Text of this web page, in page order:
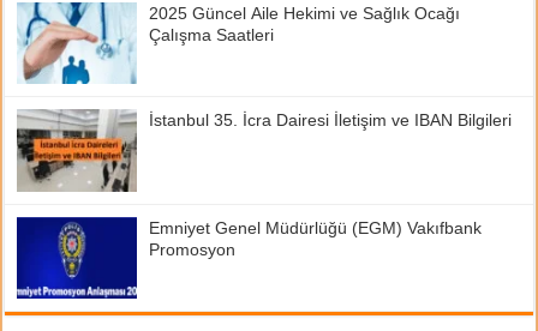
2025 Güncel Aile Hekimi ve Sağlık Ocağı
Çalışma Saatleri
İstanbul 35. İcra Dairesi İletişim ve IBAN Bilgileri
Emniyet Genel Müdürlüğü (EGM) Vakıfbank
Promosyon